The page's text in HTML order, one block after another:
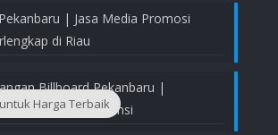
| Jasa Media Promosi
di Riau
Billboard Pekanbaru |
dan Bergaransi
Harga Terbaik